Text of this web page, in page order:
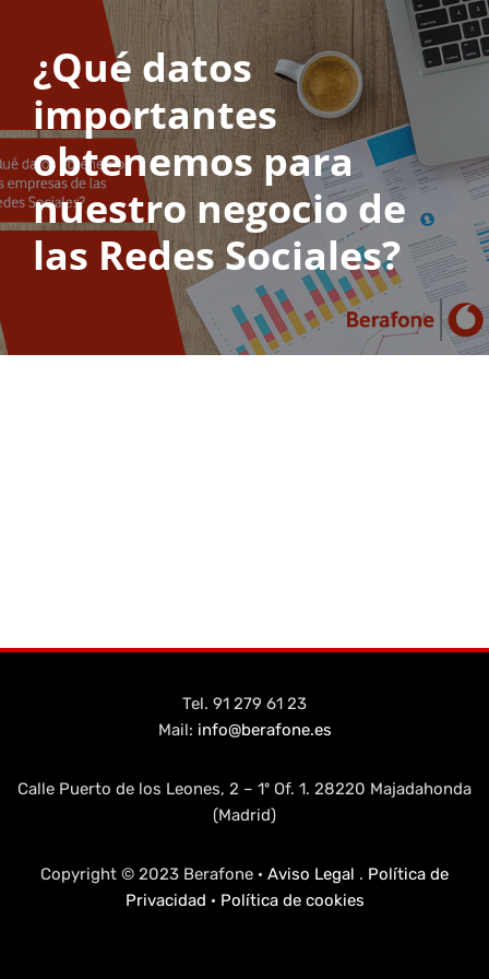
Saltar
contenido
¿Qué datos
importantes
obtenemos para
nuestro negocio de
las Redes Sociales?
Tel. 91 279 61 23
Mail: info@berafone.es
Calle Puerto de los Leones, 2 – 1º Of. 1. 28220 Majadahonda
(Madrid)
Copyright © 2023 Berafone · Aviso Legal . Política de
Privacidad · Política de cookies